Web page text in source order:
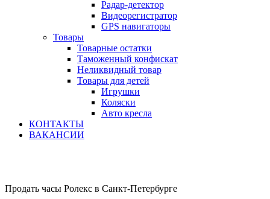
Радар-детектор
Видеорегистратор
GPS навигаторы
Товары
Товарные остатки
Таможенный конфискат
Неликвидный товар
Товары для детей
Игрушки
Коляски
Авто кресла
КОНТАКТЫ
ВАКАНСИИ
Продать часы Ролекс в Санкт-Петербурге